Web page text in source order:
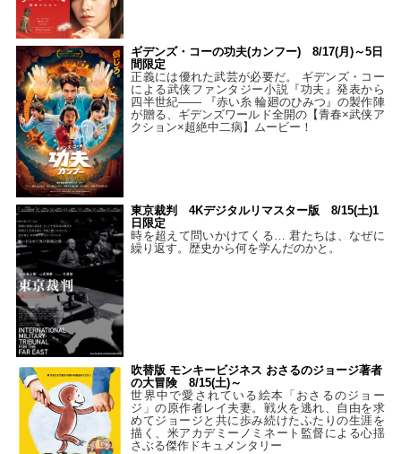
ギデンズ・コーの功夫(カンフー) 8/17(月)～5日
間限定
正義には優れた武芸が必要だ。 ギデンズ・コー
による武侠ファンタジー小説『功夫』発表から
四半世紀―― 『赤い糸 輪廻のひみつ』の製作陣
が贈る、ギデンズワールド全開の【青春×武侠ア
クション×超絶中二病】ムービー！
東京裁判 4Kデジタルリマスター版 8/15(土)1
日限定
時を超えて問いかけてくる… 君たちは、なぜに
繰り返す。歴史から何を学んだのかと。
吹替版 モンキービジネス おさるのジョージ著者
の大冒険 8/15(土)～
世界中で愛されている絵本「おさるのジョー
ジ」の原作者レイ夫妻。戦火を逃れ、自由を求
めてジョージと共に歩み続けたふたりの生涯を
描く、米アカデミーノミネート監督による心揺
さぶる傑作ドキュメンタリー